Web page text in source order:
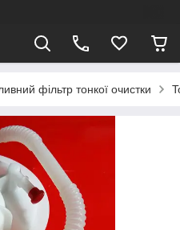
фільтр тонкої очистки